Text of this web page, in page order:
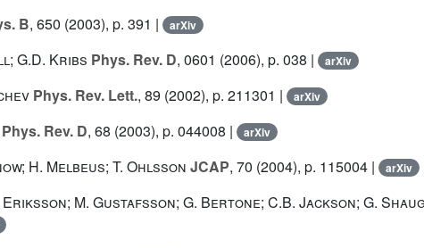
B, 650 (2003), p. 391 | arXiv
G.D. Kribs Phys. Rev. D, 0601 (2006), p. 038 | arXiv
Phys. Rev. Lett., 89 (2002), p. 211301 | arXiv
Phys. Rev. D, 68 (2003), p. 044008 | arXiv
H. Melbeus; T. Ohlsson JCAP, 70 (2004), p. 115004 | arXiv
M. Gustafsson; G. Bertone; C.B. Jackson; G.